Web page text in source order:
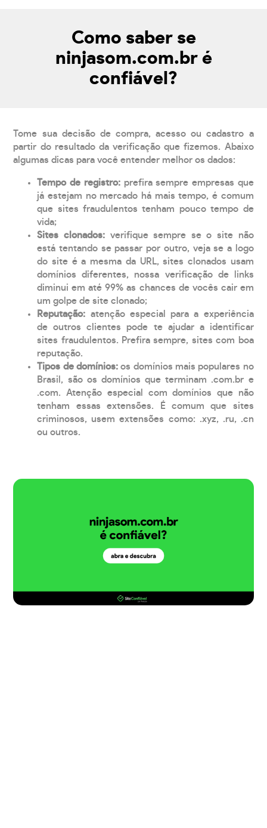
Como saber se
ninjasom.com.br é
confiável?
Tome sua decisão de compra, acesso ou cadastro a
partir do resultado da verificação que fizemos. Abaixo
algumas dicas para você entender melhor os dados:
Tempo de registro: prefira sempre empresas que
já estejam no mercado há mais tempo, é comum
que sites fraudulentos tenham pouco tempo de
vida;
Sites clonados: verifique sempre se o site não
está tentando se passar por outro, veja se a logo
do site é a mesma da URL, sites clonados usam
domínios diferentes, nossa verificação de links
diminui em até 99% as chances de vocês cair em
um golpe de site clonado;
Reputação: atenção especial para a experiência
de outros clientes pode te ajudar a identificar
sites fraudulentos. Prefira sempre, sites com boa
reputação.
Tipos de domínios:os domínios mais populares no
Brasil, são os domínios que terminam .com.br e
.com. Atenção especial com domínios que não
tenham essas extensões. É comum que sites
criminosos, usem extensões como: .xyz, .ru, .cn
ou outros.